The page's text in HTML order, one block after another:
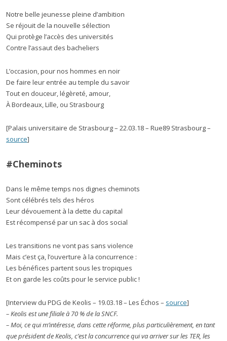
Notre belle jeunesse pleine d’ambition
Se réjouit de la nouvelle sélection
Qui protège l’accès des universités
Contre l’assaut des bacheliers
L’occasion, pour nos hommes en noir
De faire leur entrée au temple du savoir
Tout en douceur, légèreté, amour,
À Bordeaux, Lille, ou Strasbourg
[Palais universitaire de Strasbourg – 22.03.18 – Rue89 Strasbourg –
source]
#Cheminots
Dans le même temps nos dignes cheminots
Sont célébrés tels des héros
Leur dévouement à la dette du capital
Est récompensé par un sac à dos social
Les transitions ne vont pas sans violence
Mais c’est ça, l’ouverture à la concurrence :
Les bénéfices partent sous les tropiques
Et on garde les coûts pour le service public !
[Interview du PDG de Keolis – 19.03.18 – Les Échos – source]
– Keolis est une filiale à 70 % de la SNCF.
– Moi, ce qui m’intéresse, dans cette réforme, plus particulièrement, en tant
que président de Keolis, c’est la concurrence qui va arriver sur les TER, les